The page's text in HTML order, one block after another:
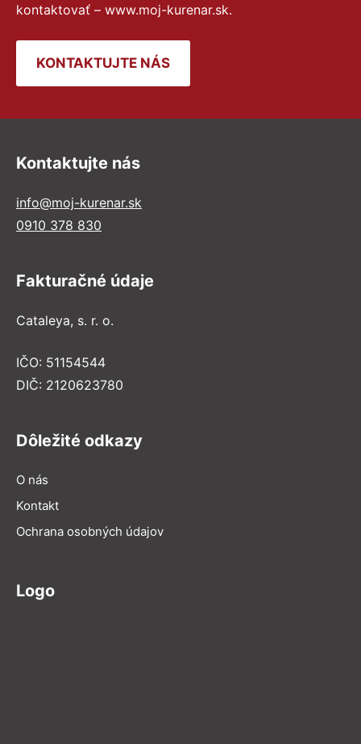
kontaktovať – www.moj-kurenar.sk.
KONTAKTUJTE NÁS
Kontaktujte nás
info@moj-kurenar.sk
0910 378 830
Fakturačné údaje
Cataleya, s. r. o.
IČO: 51154544
DIČ: 2120623780
Dôležité odkazy
O nás
Kontakt
Ochrana osobných údajov
Logo